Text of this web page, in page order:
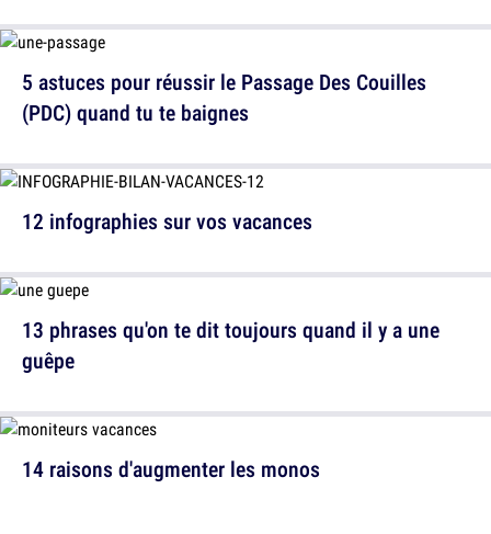
5 astuces pour réussir le Passage Des Couilles
(PDC) quand tu te baignes
13 phrases qu'on te dit toujours quand il y a une
guêpe
12 infographies sur vos vacances
14 raisons d'augmenter les monos